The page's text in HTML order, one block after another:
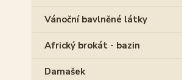
Vánoční bavlněné látky
Africký brokát - bazin
Damašek